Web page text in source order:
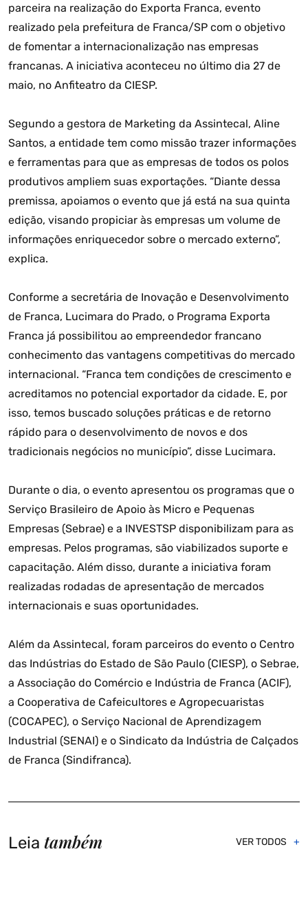
parceira na realização do Exporta Franca, evento
realizado pela prefeitura de Franca/SP com o objetivo
de fomentar a internacionalização nas empresas
francanas. A iniciativa aconteceu no último dia 27 de
maio, no Anfiteatro da CIESP.
Segundo a gestora de Marketing da Assintecal, Aline
Santos, a entidade tem como missão trazer informações
e ferramentas para que as empresas de todos os polos
produtivos ampliem suas exportações. “Diante dessa
premissa, apoiamos o evento que já está na sua quinta
edição, visando propiciar às empresas um volume de
informações enriquecedor sobre o mercado externo”,
explica.
Conforme a secretária de Inovação e Desenvolvimento
de Franca, Lucimara do Prado, o Programa Exporta
Franca já possibilitou ao empreendedor francano
conhecimento das vantagens competitivas do mercado
internacional. “Franca tem condições de crescimento e
acreditamos no potencial exportador da cidade. E, por
isso, temos buscado soluções práticas e de retorno
rápido para o desenvolvimento de novos e dos
tradicionais negócios no município”, disse Lucimara.
Durante o dia, o evento apresentou os programas que o
Serviço Brasileiro de Apoio às Micro e Pequenas
Empresas (Sebrae) e a INVESTSP disponibilizam para as
empresas. Pelos programas, são viabilizados suporte e
capacitação. Além disso, durante a iniciativa foram
realizadas rodadas de apresentação de mercados
internacionais e suas oportunidades.
Além da Assintecal, foram parceiros do evento o Centro
das Indústrias do Estado de São Paulo (CIESP), o Sebrae,
a Associação do Comércio e Indústria de Franca (ACIF),
a Cooperativa de Cafeicultores e Agropecuaristas
(COCAPEC), o Serviço Nacional de Aprendizagem
Industrial (SENAI) e o Sindicato da Indústria de Calçados
de Franca (Sindifranca).
Leia também VER TODOS